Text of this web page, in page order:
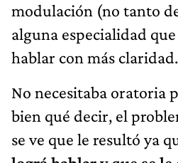
modulación (no tanto
alguna especialidad
hablar con más claridad.
No necesitaba oratoria
bien qué decir, el
se ve que le resultó ya